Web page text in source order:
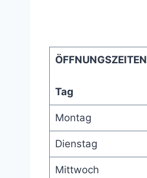
ÖFFNUNGSZEITEN
Tag
Montag
Dienstag
Mittwoch